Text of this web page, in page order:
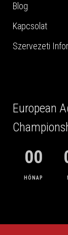
Blog
Kapcsolat
Szervezeti
European
00
HÓNAP